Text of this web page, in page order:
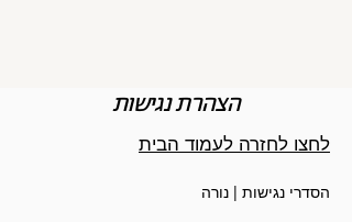
הצהרת נגישות
לחצו לחזרה לעמוד הבית
הסדרי נגישות | נורה